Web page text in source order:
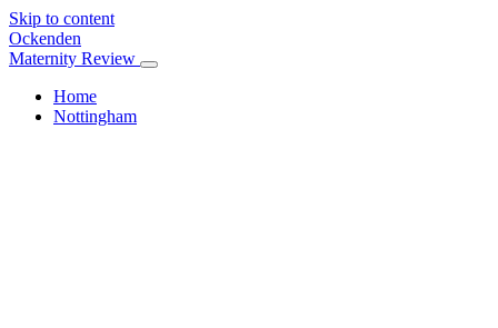
Skip to content
Ockenden
Maternity Review
Home
Nottingham